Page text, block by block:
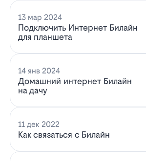
13 мар 2024
Подключить Интернет Билайн
для планшета
14 янв 2024
Домашний интернет Билайн
на дачу
11 дек 2022
Как связаться с Билайн